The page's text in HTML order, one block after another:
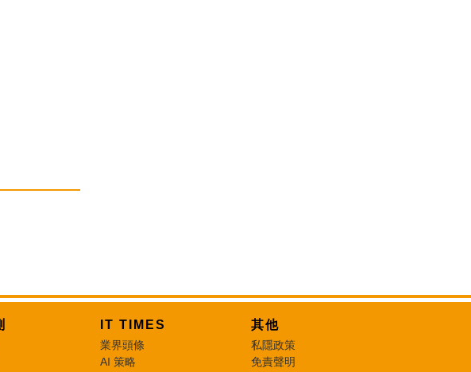
IT TIMES
業界頭條
AI 策略
其他
私隱政策
免責聲明